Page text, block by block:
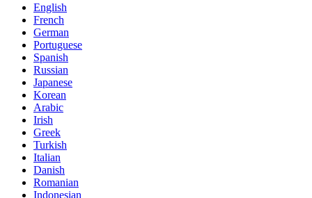
English
French
German
Portuguese
Spanish
Russian
Japanese
Korean
Arabic
Irish
Greek
Turkish
Italian
Danish
Romanian
Indonesian